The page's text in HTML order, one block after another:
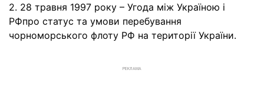
2. 28 травня 1997 року – Угода між Україною і
РФпро статус та умови перебування
чорноморського флоту РФ на території України.
РЕКЛАМА